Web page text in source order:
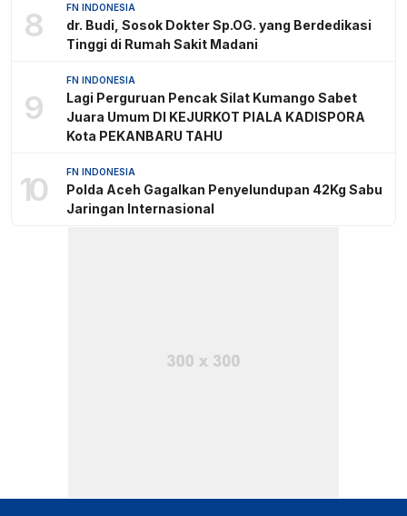
8 FN INDONESIA
dr. Budi, Sosok Dokter Sp.OG. yang Berdedikasi
Tinggi di Rumah Sakit Madani
9
FN INDONESIA
Lagi Perguruan Pencak Silat Kumango Sabet
Juara Umum DI KEJURKOT PIALA KADISPORA
Kota PEKANBARU TAHU
10 FN INDONESIA
Polda Aceh Gagalkan Penyelundupan 42Kg Sabu
Jaringan Internasional